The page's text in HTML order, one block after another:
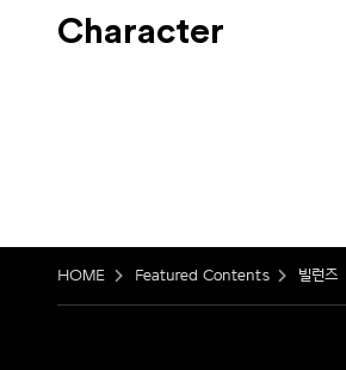
Character
HOME Featured Contents 빌런즈